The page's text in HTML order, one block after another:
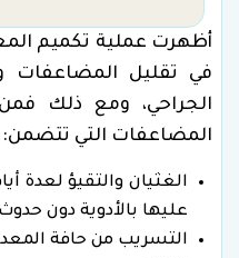
أظهرت عملية تكميم
في تقليل المضاعفات
الجراحي، ومع ذلك
المضاعفات التي تتضمن:
الغثيان والتقيؤ لعدة
عليها بالأدوية دون
التسريب من حافة